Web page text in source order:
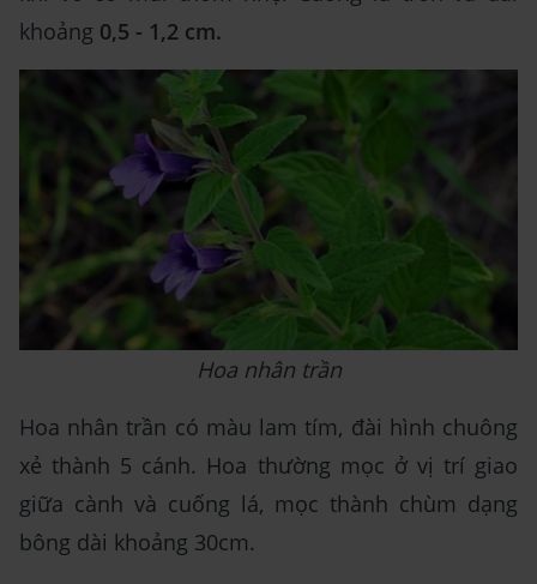
khoảng 0,5 - 1,2 cm.
Hoa nhân trần
Hoa nhân trần có màu lam tím, đài hình chuông
xẻ thành 5 cánh. Hoa thường mọc ở vị trí giao
giữa cành và cuống lá, mọc thành chùm dạng
bông dài khoảng 30cm.